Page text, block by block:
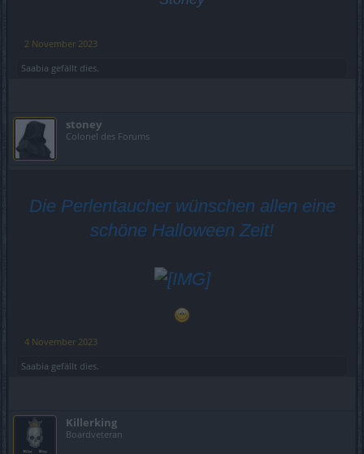
2 November 2023
Saabia gefällt dies.
stoney
Colonel des Forums
Die Perlentaucher wünschen allen eine
schöne Halloween Zeit!
4 November 2023
Saabia gefällt dies.
Killerking
Boardveteran